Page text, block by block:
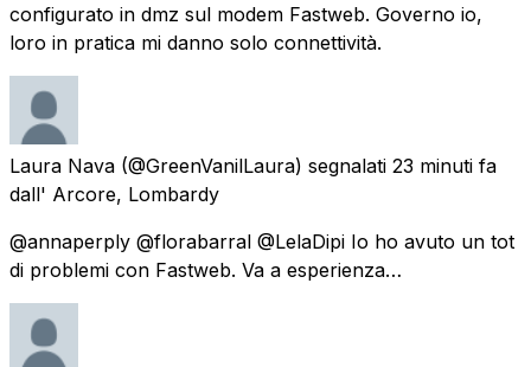
configurato in dmz sul modem Fastweb. Governo io,
loro in pratica mi danno solo connettività.
Laura Nava (@GreenVanilLaura) segnalati 23 minuti fa
dall' Arcore, Lombardy
@annaperply @florabarral @LelaDipi Io ho avuto un tot
di problemi con Fastweb. Va a esperienza…